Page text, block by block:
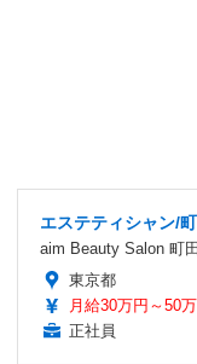
エステティシャン/
aim Beauty Salon 町
東京都
月給30万円～50
正社員